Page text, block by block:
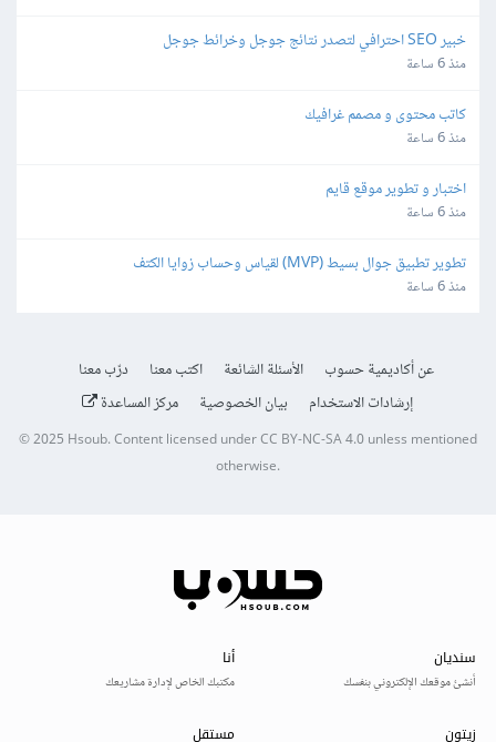
خبير SEO احترافي لتصدر نتائج جوجل وخرائط جوجل
منذ 6 ساعة
كاتب محتوى و مصمم غرافيك
منذ 6 ساعة
اختبار و تطوير موقع قايم
منذ 6 ساعة
تطوير تطبيق جوال بسيط (MVP) لقياس وحساب زوايا الكتف
منذ 6 ساعة
عن أكاديمية حسوب الأسئلة الشائعة اكتب معنا
درّب معنا
إرشادات الاستخدام
بيان الخصوصية مركز المساعدة
© 2025 Hsoub.Content licensed underCC BY-NC-SA 4.0unless mentioned
otherwise.